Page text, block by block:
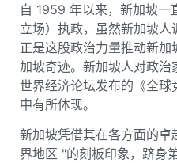
自 1959 年以来，新加坡一
立场）执政，虽然新加坡
正是这股政治力量推动新
加坡奇迹。新加坡人对政
世界经济论坛发布的《全球
中有所体现。
新加坡凭借其在各方面的
界地区 "的刻板印象，跻身